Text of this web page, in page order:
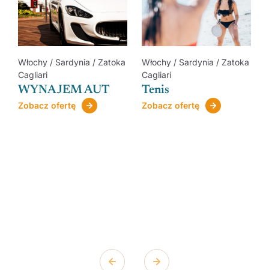
Włochy / Sardynia / Zatoka
Cagliari
WYNAJEM AUT
Zobacz ofertę
Włochy / Sardynia / Zatoka
Cagliari
Tenis
Zobacz ofertę